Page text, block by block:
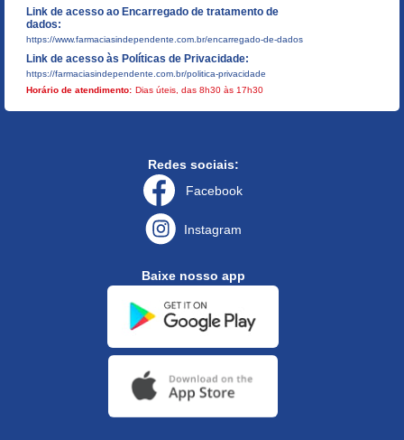
Link de acesso ao Encarregado de tratamento de
dados:
https://www.farmaciasindependente.com.br/encarregado-de-dados
Link de acesso às Políticas de Privacidade:
https://farmaciasindependente.com.br/politica-privacidade
Horário de atendimento: Dias úteis, das 8h30 às 17h30
Redes sociais:
Facebook
Instagram
Baixe nosso app